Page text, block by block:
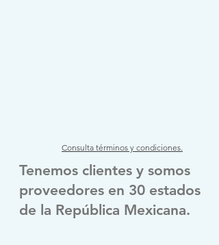
Consulta términos y condiciones.
Tenemos clientes y somos
proveedores en 30 estados
de la República Mexicana.